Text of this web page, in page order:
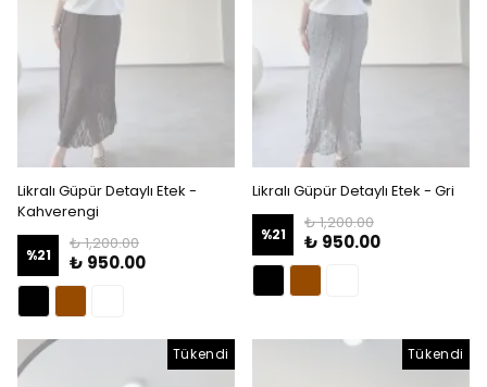
Likralı Güpür Detaylı Etek -
Kahverengi
%21
₺ 1,200.00
₺ 950.00
Likralı Güpür Detaylı Etek - Gri
%21
₺ 1,200.00
₺ 950.00
Tükendi Tükendi